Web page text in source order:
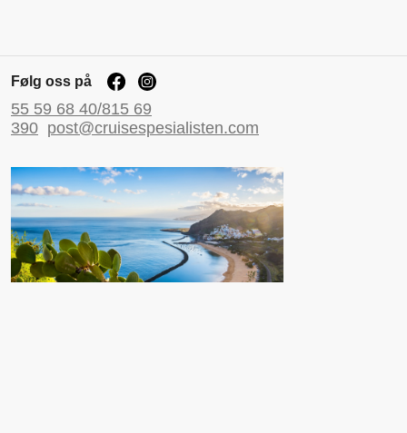
Følg oss på
55 59 68 40/815 69
390 post@cruisespesialisten.com